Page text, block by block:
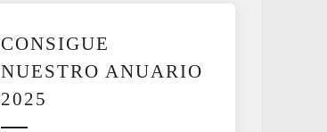
CONSIGUE
NUESTRO ANUARIO
2025